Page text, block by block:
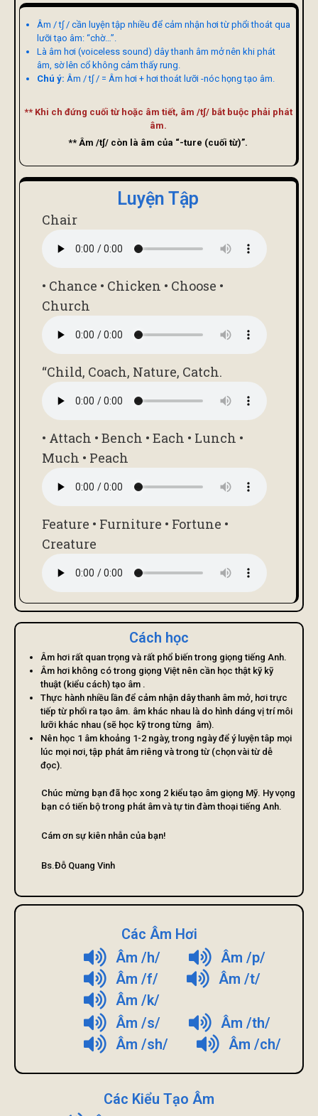
Âm / t∫ / cần luyện tập nhiều để cảm nhận hơi từ phổi thoát qua
lưỡi tạo âm: “chờ…”.
Là âm hơi (voiceless sound) dây thanh âm mở nên khi phát
âm, sờ lên cổ không cảm thấy rung.
Chú ý: Âm / t∫ / = Âm hơi + hơi thoát lưỡi -nóc họng tạo âm.
** Khi ch đứng cuối từ hoặc âm tiết, âm /t∫/ bắt buộc phải phát
âm.
** Âm /t∫/ còn là âm của “-ture (cuối từ)”.
Luyện Tập
Chair
• Chance • Chicken • Choose •
Church
“child, Coach, Nature, Catch.
• Attach • Bench • Each • Lunch •
Much • Peach
Feature • Furniture • Fortune •
Creature
Cách học
Âm hơi rất quan trọng và rất phổ biến trong giọng tiếng Anh.
Âm hơi không có trong giọng Việt nên cần học thật kỹ kỹ
thuật (kiểu cách) tạo âm .
Thực hành nhiều lần để cảm nhận dây thanh âm mở, hơi trực
tiếp từ phổi ra tạo âm. âm khác nhau là do hình dáng vị trí môi
lưỡi khác nhau (sẽ học kỹ trong từng âm).
Nên học 1 âm khoảng 1-2 ngày, trong ngày để ý luyện tâp mọi
lúc mọi nơi, tập phát âm riêng và trong từ (chọn vài từ dễ
đọc).
Chúc mừng bạn đã học xong 2 kiểu tạo âm giọng Mỹ. Hy vọng
bạn có tiến bộ trong phát âm và tự tin đàm thoại tiếng Anh.
Cám ơn sự kiên nhẫn của bạn!
Bs.Đỗ Quang Vinh
Các Âm Hơi
Âm /h/
Âm /p/
Âm /f/
Âm /t/
Âm /k/
Âm /s/
Âm /th/
Âm /sh/
Âm /ch/
Các Kiểu Tạo Âm